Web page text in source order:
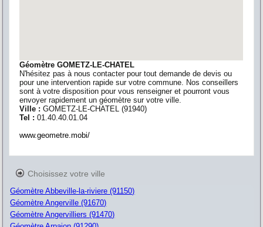
Géomètre GOMETZ-LE-CHATEL
N'hésitez pas à nous contacter pour tout demande de devis ou
pour une intervention rapide sur votre commune. Nos conseillers
sont à votre disposition pour vous renseigner et pourront vous
envoyer rapidement un géomètre sur votre ville.
Ville :GOMETZ-LE-CHATEL (91940)
Tel :01.40.40.01.04
www.geometre.mobi/
Choisissez votre ville
Géomètre Abbeville-la-riviere (91150)
Géomètre Angerville (91670)
Géomètre Angervilliers (91470)